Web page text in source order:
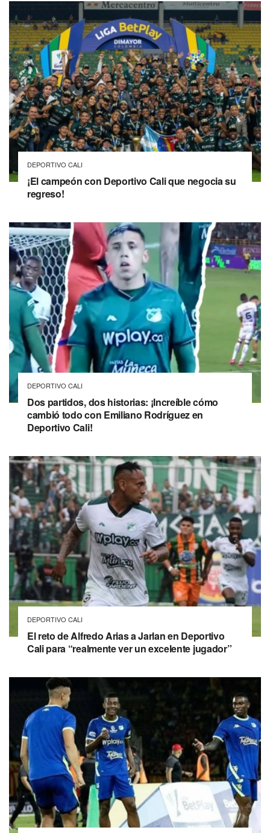
DEPORTIVO CALI
¡El campeón con Deportivo Cali que negocia su
regreso!
DEPORTIVO CALI
Dos partidos, dos historias: ¡Increíble cómo
cambió todo con Emiliano Rodríguez en
Deportivo Cali!
DEPORTIVO CALI
El reto de Alfredo Arias a Jarlan en Deportivo
Cali para “realmente ver un excelente jugador”